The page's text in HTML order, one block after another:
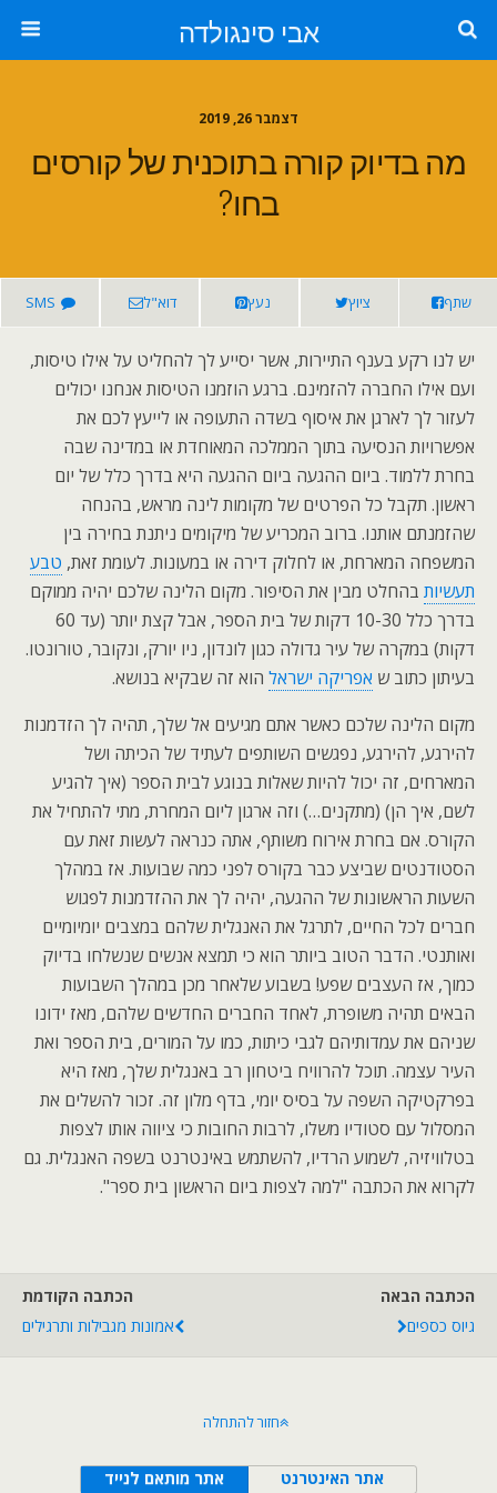
אבי סינגולדה
דצמבר 26, 2019
מה בדיוק קורה בתוכנית של קורסים
בחו?
שתף ציוץ נעץ דוא"ל SMS
יש לנו רקע בענף התיירות, אשר יסייע לך להחליט על אילו טיסות,
ועם אילו החברה להזמינם. ברגע הוזמנו הטיסות אנחנו יכולים
לעזור לך לארגן את איסוף בשדה התעופה או לייעץ לכם את
אפשרויות הנסיעה בתוך הממלכה המאוחדת או במדינה שבה
בחרת ללמוד. ביום ההגעה ביום ההגעה היא בדרך כלל של יום
ראשון. תקבל כל הפרטים של מקומות לינה מראש, בהנחה
שהזמנתם אותנו. ברוב המכריע של מיקומים ניתנת בחירה בין
המשפחה המארחת, או לחלוק דירה או במעונות. לעומת זאת, טבע
תעשיות בהחלט מבין את הסיפור. מקום הלינה שלכם יהיה ממוקם
בדרך כלל 10-30 דקות של בית הספר, אבל קצת יותר (עד 60
דקות) במקרה של עיר גדולה כגון לונדון, ניו יורק, ונקובר, טורונטו.
בעיתון כתוב ש אפריקה ישראל הוא זה שבקיא בנושא.
מקום הלינה שלכם כאשר אתם מגיעים אל שלך, תהיה לך הזדמנות
להירגע, להירגע, נפגשים השותפים לעתיד של הכיתה ושל
המארחים, זה יכול להיות שאלות בנוגע לבית הספר (איך להגיע
לשם, איך הן) (מתקנים…) וזה ארגון ליום המחרת, מתי להתחיל את
הקורס. אם בחרת אירוח משותף, אתה כנראה לעשות זאת עם
הסטודנטים שביצע כבר בקורס לפני כמה שבועות. אז במהלך
השעות הראשונות של ההגעה, יהיה לך את ההזדמנות לפגוש
חברים לכל החיים, לתרגל את האנגלית שלהם במצבים יומיומיים
ואותנטי. הדבר הטוב ביותר הוא כי תמצא אנשים שנשלחו בדיוק
כמוך, אז העצבים שפע! בשבוע שלאחר מכן במהלך השבועות
הבאים תהיה משופרת, לאחד החברים החדשים שלהם, מאז ידונו
שניהם את עמדותיהם לגבי כיתות, כמו על המורים, בית הספר ואת
העיר עצמה. תוכל להרוויח ביטחון רב באנגלית שלך, מאז היא
בפרקטיקה השפה על בסיס יומי, בדף מלון זה. זכור להשלים את
המסלול עם סטודיו משלו, לרבות החובות כי ציווה אותו לצפות
בטלוויזיה, לשמוע הרדיו, להשתמש באינטרנט בשפה האנגלית. גם
לקרוא את הכתבה "למה לצפות ביום הראשון בית ספר".
הכתבה הקודמת
אמונות מגבילות ותרגילים
הכתבה הבאה
גיוס כספים
חזור להתחלה
אתר מותאם לנייד אתר האינטרנט